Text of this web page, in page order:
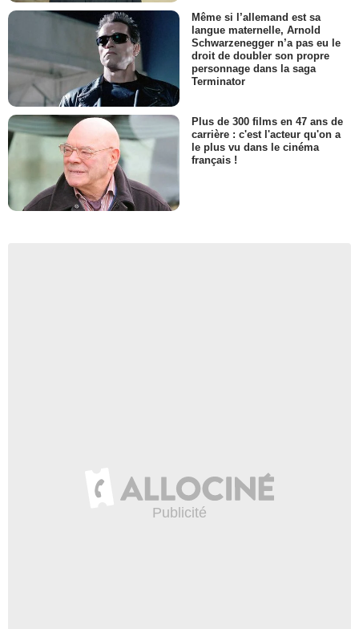
Même si l’allemand est sa
langue maternelle, Arnold
Schwarzenegger n’a pas eu le
droit de doubler son propre
personnage dans la saga
Terminator
Plus de 300 films en 47 ans de
carrière : c'est l'acteur qu'on a
le plus vu dans le cinéma
français !